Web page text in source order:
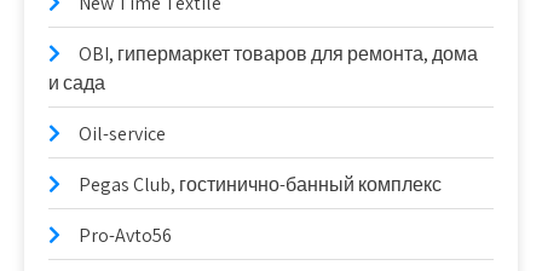
OBI, гипермаркет товаров для ремонта, дома
и сада
Oil-service
Pegas Club, гостинично-банный комплекс
Pro-Avto56